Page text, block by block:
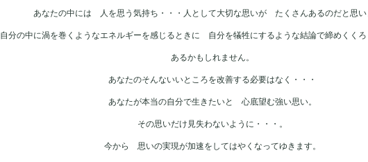
あなたの中には 人を思う気持ち・・・人として大切な思いが たくさんあるのだと思い
自分の中に渦を巻くようなエネルギーを感じるときに 自分を犠牲にするような結論で締めくくろ
あるかもしれません。
あなたのそんないいところを改善する必要はなく・・・
あなたが本当の自分で生きたいと 心底望む強い思い。
その思いだけ見失わないように・・・。
今から 思いの実現が加速をしてはやくなってゆきます。